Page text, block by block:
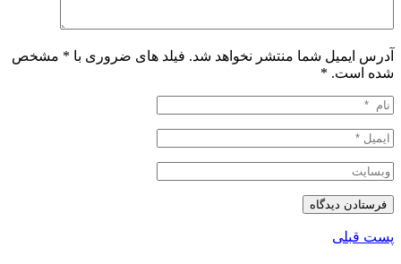
آدرس ایمیل شما منتشر نخواهد شد. فیلد های ضروری با * مشخص
شده است. *
پست قبلی